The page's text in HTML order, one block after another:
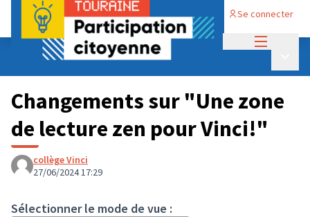
Se connecter
Budget Participatif JEUNESSE 2024
💡 Consulter les projets déposés
Changements sur "Une zone
de lecture zen pour Vinci!"
collège Vinci
27/06/2024 17:29
Sélectionner le mode de vue :